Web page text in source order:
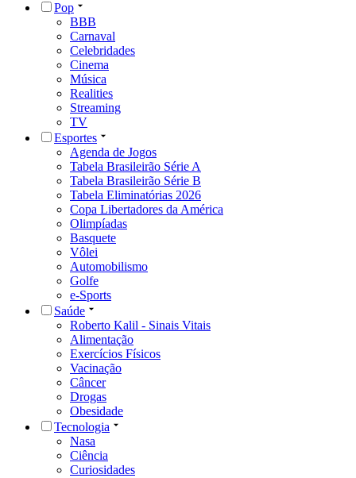
Pop
BBB
Carnaval
Celebridades
Cinema
Música
Realities
Streaming
TV
Esportes
Agenda de Jogos
Tabela Brasileirão Série A
Tabela Brasileirão Série B
Tabela Eliminatórias 2026
Copa Libertadores da América
Olimpíadas
Basquete
Vôlei
Automobilismo
Golfe
e-Sports
Saúde
Roberto Kalil - Sinais Vitais
Alimentação
Exercícios Físicos
Vacinação
Câncer
Drogas
Obesidade
Tecnologia
Nasa
Ciência
Curiosidades